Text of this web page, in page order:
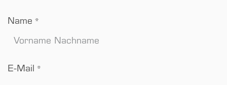
Name *
E-Mail *